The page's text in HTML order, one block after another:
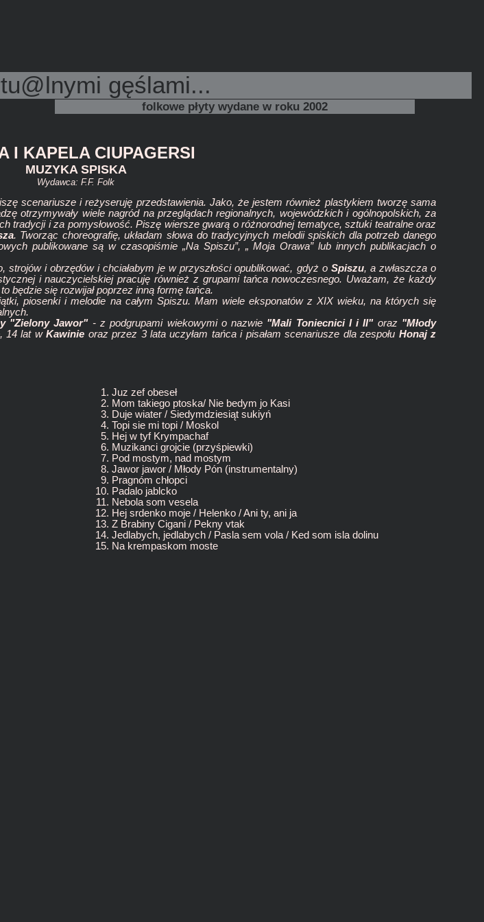
gęślami...
folkowe płyty wydane w roku 2002
I KAPELA CIUPAGERSI
MUZYKA SPISKA
Wydawca: F.F. Folk
scenariusze i reżyseruję przedstawienia. Jako, że jestem również plastykiem tworzę sama
otrzymywały wiele nagród na przeglądach regionalnych, wojewódzkich i ogólnopolskich, za
tradycji i za pomysłowość. Piszę wiersze gwarą o różnorodnej tematyce, sztuki teatralne oraz
. Tworząc choreografię, układam słowa do tradycyjnych melodii spiskich dla potrzeb danego
publikowane są w czasopiśmie „Na Spiszu”, „ Moja Orawa” lub innych publikacjach o
strojów i obrzędów i chciałabym je w przyszłości opublikować, gdyż o Spiszu, a zwłaszcza o
i nauczycielskiej pracuję również z grupami tańca nowoczesnego. Uważam, że każdy
będzie się rozwijał poprzez inną formę tańca.
piosenki i melodie na całym Spiszu. Mam wiele eksponatów z XIX wieku, na których się
"Zielony Jawor"- z podgrupami wiekowymi o nazwie "Mali Toniecnici I i II"oraz "Młody
, 14 lat wKawinie oraz przez 3 lata uczyłam tańca i pisałam scenariusze dla zespołu Honaj z
Juz zef obeseł
Mom takiego ptoska/ Nie bedym jo Kasi
Duje wiater / Siedymdziesiąt sukiyń
Topi sie mi topi / Moskol
Hej w tyf Krympachaf
Muzikanci grojcie (przyśpiewki)
Pod mostym, nad mostym
Jawor jawor / Młody Pón (instrumentalny)
Pragnóm chłopci
Padalo jablcko
Nebola som vesela
Hej srdenko moje / Helenko / Ani ty, ani ja
Z Brabiny Cigani / Pekny vtak
Jedlabych, jedlabych / Pasla sem vola / Ked som isla dolinu
Na krempaskom moste